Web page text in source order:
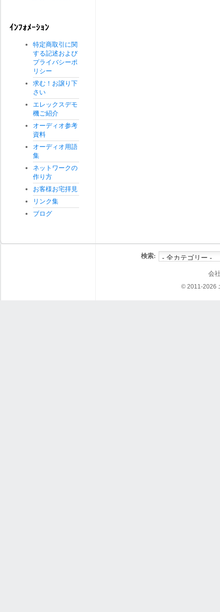
ｲﾝﾌｫﾒｰｼｮﾝ
特定商取引に関
する記述および
プライバシーポ
リシー
求む！お譲り下
さい
エレックスデモ
機ご紹介
オーディオ参考
資料
オーディオ用語
集
ネットワークの
作り方
お客様お宅拝見
リンク集
ブログ
検索:
会
© 2011-2026